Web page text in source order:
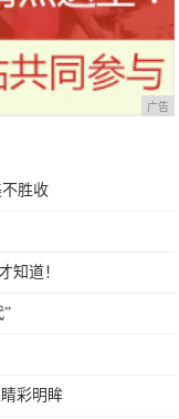
广告
胜收
知道！
”
彩明眸